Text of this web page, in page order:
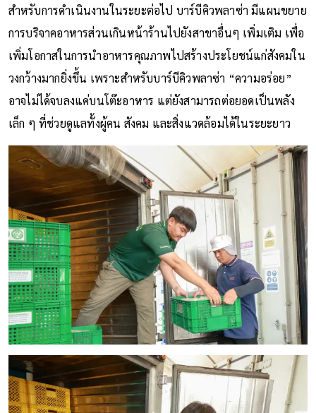
สำหรับการดำเนินงานในระยะต่อไป บาร์บีคิวพลาซ่า มีแผนขยาย
การบริจาคอาหารส่วนเกินหน้าร้านไปยังสาขาอื่นๆ เพิ่มเติม เพื่อ
เพิ่มโอกาสในการนำอาหารคุณภาพไปสร้างประโยชน์แก่สังคมใน
วงกว้างมากยิ่งขึ้น เพราะสำหรับบาร์บีคิวพลาซ่า “ความอร่อย”
อาจไม่ได้จบลงแค่บนโต๊ะอาหาร แต่ยังสามารถต่อยอดเป็นพลัง
เล็ก ๆ ที่ช่วยดูแลทั้งผู้คน สังคม และสิ่งแวดล้อมได้ในระยะยาว